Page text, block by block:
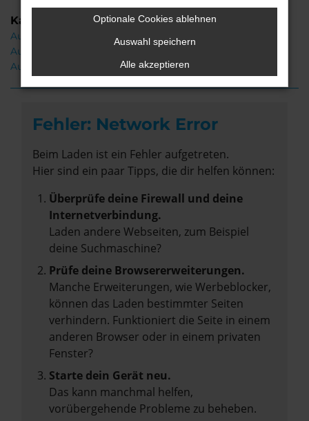
Kategorie
Audi A6 Weyhe
Audi A6 Gebrauchtwagen Weyhe
Audi A6 Neuwagen Weyhe
Fehler: Network Error
Beim Laden ist ein Fehler aufgetreten.
Hier sind ein paar Tipps, die dir helfen können:
Überprüfe deine Firewall und deine
Internetverbindung.
Laden andere Webseiten, zum Beispiel
deine Suchmaschine?
Prüfe deine Browsererweiterungen.
Manche Erweiterungen, wie Werbeblocker,
können das Laden bestimmter Seiten
verhindern. Funktioniert die Seite in einem
anderen Browser oder in einem privaten
Fenster?
Starte dein Gerät neu.
Das kann manchmal helfen,
vorübergehende Probleme zu beheben.
Optionale Cookies ablehnen
Auswahl speichern
Alle akzeptieren